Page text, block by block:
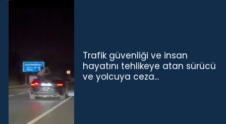
Trafik güvenliği ve insan
hayatını tehlikeye atan sürücü
ve yolcuya ceza...